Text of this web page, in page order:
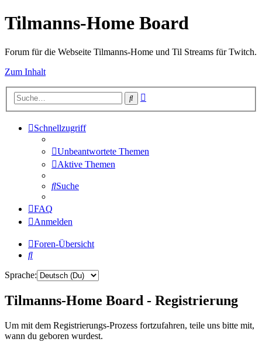
Tilmanns-Home Board
Forum für die Webseite Tilmanns-Home und Til Streams für Twitch.
Zum Inhalt
Suche
Schnellzugriff
Unbeantwortete Themen
Aktive Themen
Suche
FAQ
Anmelden
Foren-Übersicht
Suche
Sprache:
Tilmanns-Home Board - Registrierung
Um mit dem Registrierungs-Prozess fortzufahren, teile uns bitte mit,
wann du geboren wurdest.